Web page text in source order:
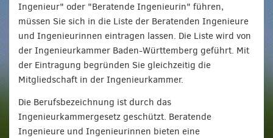
Ingenieur" oder "Beratende Ingenieurin" führen,
müssen Sie sich in die Liste der Beratenden Ingenieure
und Ingenieurinnen eintragen lassen. Die Liste wird von
der Ingenieurkammer Baden-Württemberg geführt. Mit
der Eintragung begründen Sie gleichzeitig die
Mitgliedschaft in der Ingenieurkammer.
Die Berufsbezeichnung ist durch das
Ingenieurkammergesetz geschützt. Beratende
Ingenieure und Ingenieurinnen bieten eine